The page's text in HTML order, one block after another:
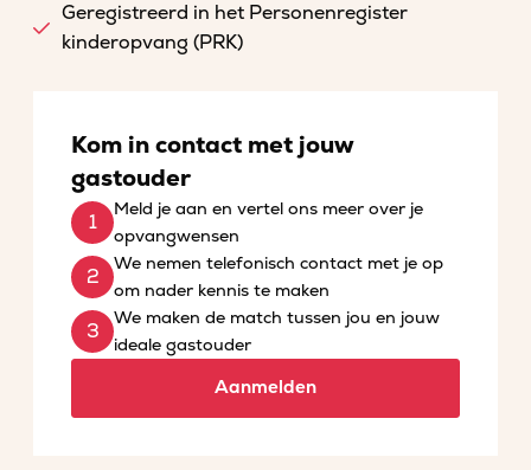
Geregistreerd in het Personenregister
kinderopvang (PRK)
Kom in contact met jouw
gastouder
Meld je aan en vertel ons meer over je
opvangwensen
We nemen telefonisch contact met je op
om nader kennis te maken
We maken de match tussen jou en jouw
ideale gastouder
Aanmelden